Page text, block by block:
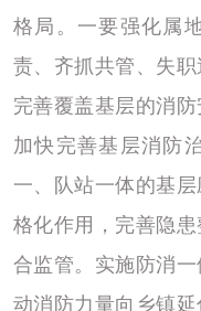
格局。一要强化属
责、齐抓共管、失
完善覆盖基层的消
加快完善基层消防
一、队站一体的基
格化作用，完善隐
合监管。实施防消
动消防力量向乡镇